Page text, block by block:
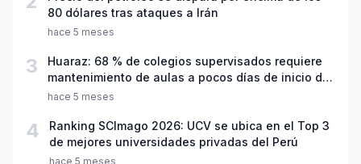
80 dólares tras ataques a Irán
hace 5 meses
3
Huaraz: 68 % de colegios supervisados requiere
mantenimiento de aulas a pocos días de inicio del
año escolar 2026
hace 5 meses
4
Ranking SCImago 2026: UCV se ubica en el Top 3
de mejores universidades privadas del Perú
hace 5 meses